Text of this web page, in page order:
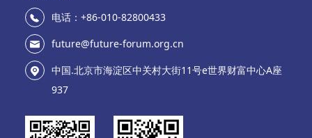
电话：+86-010-82800433
future@future-forum.org.cn
中国.北京市海淀区中关村大街11号e世界财富中心A座
937